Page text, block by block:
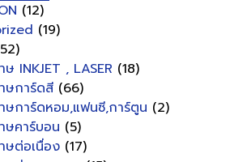
(12)
(19)
ษ INKJET , LASER (18)
ษการ์ดสี (66)
ษการ์ดหอม,แฟนซี,การ์ตูน (2)
ษคาร์บอน (5)
ษต่อเนื่อง (17)